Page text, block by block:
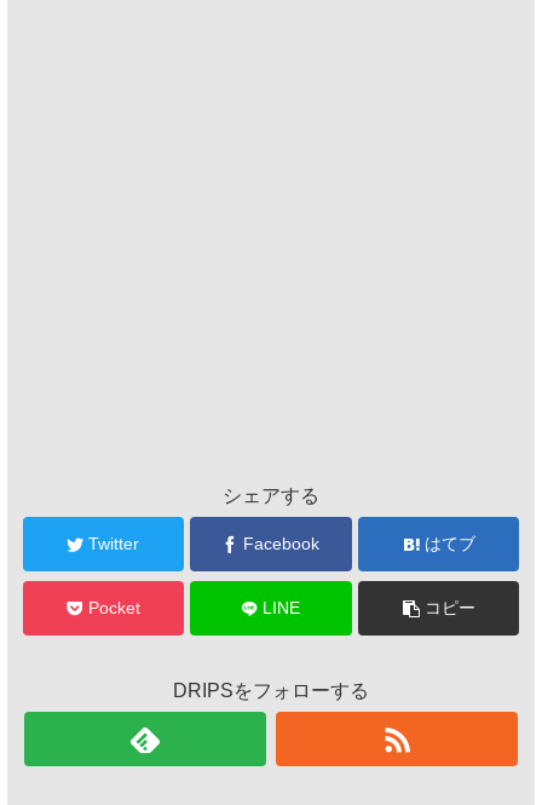
シェアする
Twitter Facebook はてブ
Pocket LINE コピー
DRIPSをフォローする